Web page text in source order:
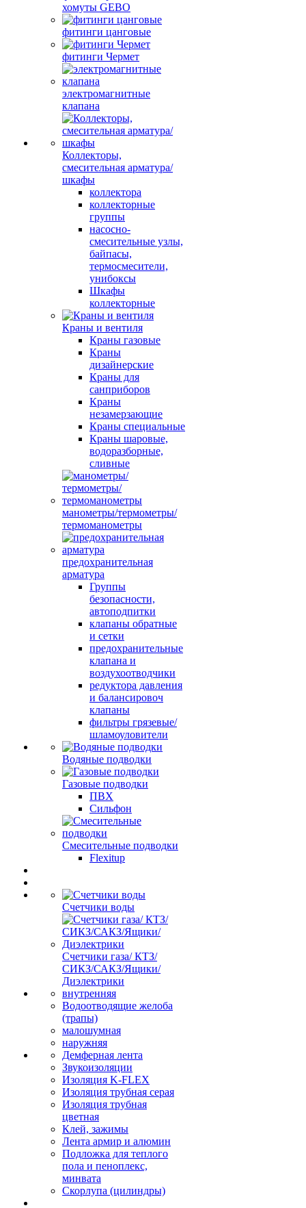
хомуты GEBO
фитинги цанговые
фитинги Чермет
электромагнитные
клапана
Коллекторы,
смесительная арматура/
шкафы
коллектора
коллекторные
группы
насосно-
смесительные узлы,
байпасы,
термосмесители,
унибоксы
Шкафы
коллекторные
Краны и вентиля
Краны газовые
Краны
дизайнерские
Краны для
санприборов
Краны
незамерзающие
Краны специальные
Краны шаровые,
водоразборные,
сливные
манометры/термометры/
термоманометры
предохранительная
арматура
Группы
безопасности,
автоподпитки
клапаны обратные
и сетки
предохранительные
клапана и
воздухоотводчики
редуктора давления
и балансировоч
клапаны
фильтры грязевые/
шламоуловители
Водяные подводки
Газовые подводки
ПВХ
Сильфон
Смесительные подводки
Flexitup
Счетчики воды
Счетчики газа/ КТЗ/
СИКЗ/САКЗ/Ящики/
Диэлектрики
внутренняя
Водоотводящие желоба
(трапы)
малошумная
наружняя
Демферная лента
Звукоизоляции
Изоляция K-FLEX
Изоляция трубная серая
Изоляция трубная
цветная
Клей, зажимы
Лента армир и алюмин
Подложка для теплого
пола и пеноплекс,
минвата
Скорлупа (цилиндры)